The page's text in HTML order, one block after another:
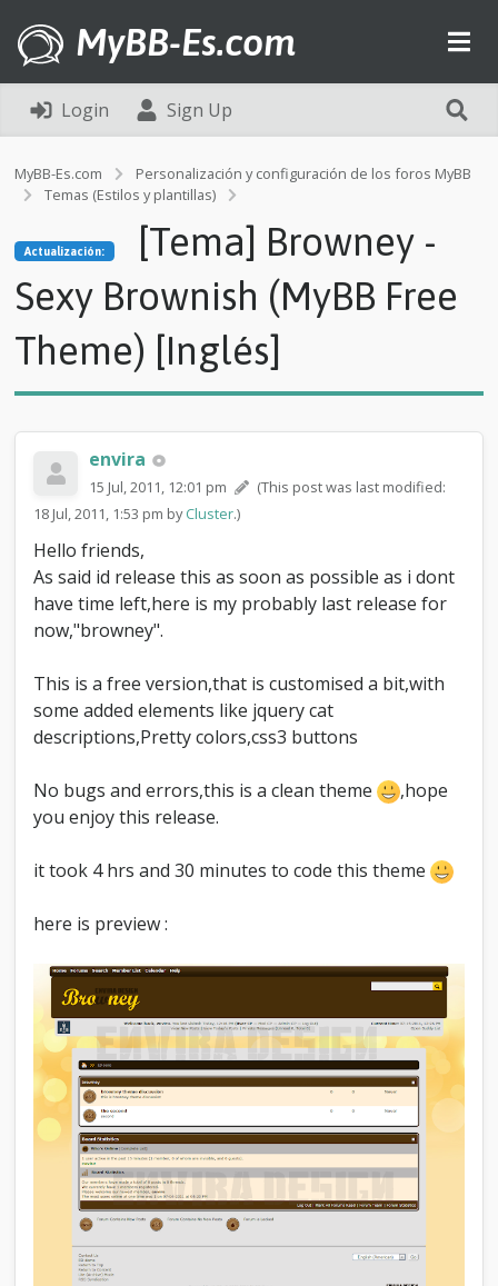
MyBB-Es.com
Login Sign Up
MyBB-Es.com
Personalización y configuración de los foros MyBB
Temas (Estilos y plantillas)
T
m
]
B
y
x
B
w
n
i
s
(
B
T
e
m
e
)
[
I
n
g
é
]
Actualización:
[Tema] Browney -
Sexy Brownish (MyBB Free
Theme) [Inglés]
envira
15 Jul, 2011, 12:01 pm
(This post was last modified:
18 Jul, 2011, 1:53 pm byCluster.)
Hello friends,
As said id release this as soon as possible as i dont
have time left,here is my probably last release for
now,"browney".
This is a free version,that is customised a bit,with
some added elements like jquery cat
descriptions,Pretty colors,css3 buttons
No bugs and errors,this is a clean theme
,hope
you enjoy this release.
it took 4 hrs and 30 minutes to code this theme
here is preview :